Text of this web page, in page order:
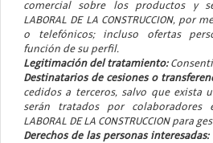
comercial sobre los productos y
LABORAL DE LA CONSTRUCCION,
o telefónicos; incluso ofertas
función de su perfil.
Legitimación del tratamiento:
Destinatarios de cesiones o
cedidos a terceros, salvo que exista
serán tratados por colaboradores
LABORAL DE LA CONSTRUCCION para
Derechos de las personas interesadas: